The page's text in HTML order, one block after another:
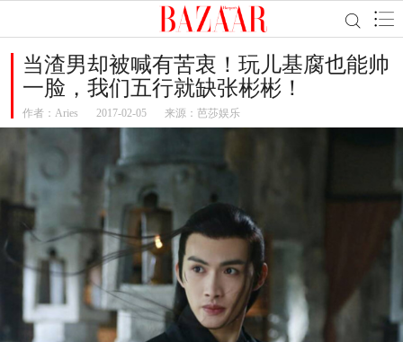
当渣男却被喊有苦衷！玩儿基腐也能帅
一脸，我们五行就缺张彬彬！
作者： Aries 2017-02-05 来源：芭莎娱乐